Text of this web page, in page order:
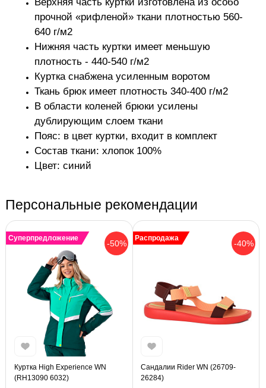
прочной «рифленой» ткани плотностью 560-
640 г/м2
Нижняя часть куртки имеет меньшую
плотность - 440-540 г/м2
Куртка снабжена усиленным воротом
Ткань брюк имеет плотность 340-400 г/м2
В области коленей брюки усилены
дублирующим слоем ткани
Пояс: в цвет куртки, входит в комплект
Состав ткани: хлопок 100%
Цвет: синий
Персональные рекомендации
-50%
Суперпредложение
Куртка High Experience WN
(RH13090 6032)
-40%
Распродажа
Сандалии Rider WN (26709-
26284)